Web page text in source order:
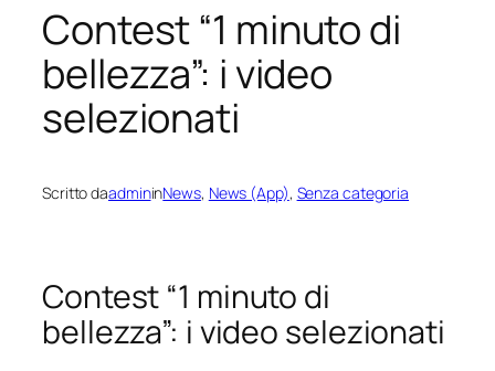
Contest “1 minuto di
bellezza”: i video
selezionati
Scritto daadmininNews, News (App), Senza categoria
Contest “1 minuto di
bellezza”: i video selezionati